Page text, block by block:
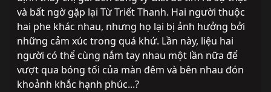
và bất ngờ gặp lại Từ Triết Thanh. Hai người thuộc
hai phe khác nhau, nhưng họ lại bị ảnh hưởng bởi
những cảm xúc trong quá khứ. Lần này, liệu hai
người có thể cùng nắm tay nhau một lần nữa để
vượt qua bóng tối của màn đêm và bên nhau đón
khoảnh khắc hạnh phúc...?